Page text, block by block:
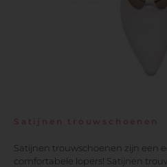
Satijnen trouwschoenen
Satijnen trouwschoenen zijn een
comfortabele lopers! Satijnen